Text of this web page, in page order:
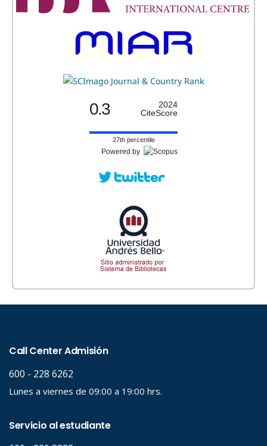
0.3
2024
CiteScore
27th percentile
Powered by